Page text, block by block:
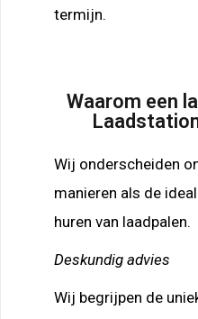
termijn.
Waarom een
Wij onderscheiden
manieren als de
huren van laadpalen.
Deskundig advies
Wij begrijpen de